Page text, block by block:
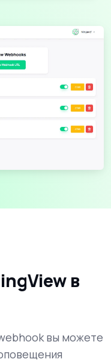
в
вы можете